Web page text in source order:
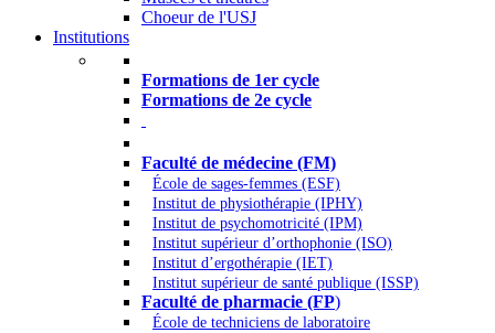
Choeur de l'USJ
Institutions
Formations de 1er cycle
Formations de 2e cycle
Faculté de médecine (FM)
École de sages-femmes (ESF)
Institut de physiothérapie (IPHY)
Institut de psychomotricité (IPM)
Institut supérieur d’orthophonie (ISO)
Institut d’ergothérapie (IET)
Institut supérieur de santé publique (ISSP)
Faculté de pharmacie (FP)
École de techniciens de laboratoire